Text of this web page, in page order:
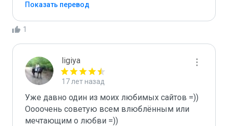
Показать перевод
1
ligiya
17 лет назад
Уже давно один из моих любимых сайтов =))
Оооочень советую всем влюблённым или
мечтающим о любви =))